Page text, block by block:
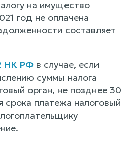
на имущество
год не оплачена
составляет
НК РФ в случае, если
суммы налога
орган, не позднее 30
срока платежа налоговый